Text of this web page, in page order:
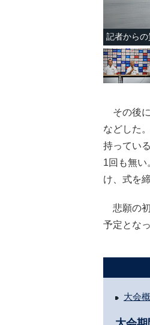
記者から
その後に
などした
持ってい
1回も無
け、式を
悲願の初
予定とな
大会